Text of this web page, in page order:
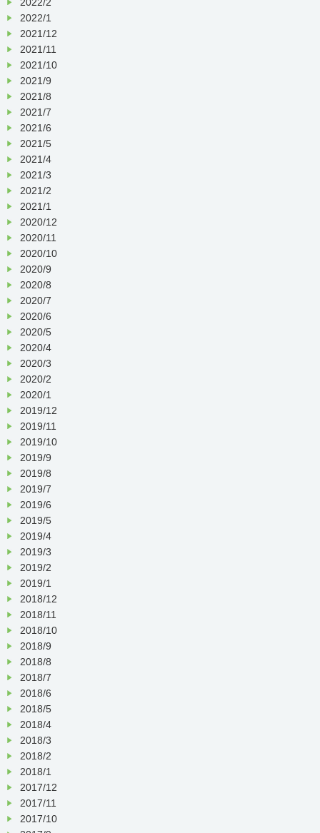
2022/1
2021/12
2021/11
2021/10
2021/9
2021/8
2021/7
2021/6
2021/5
2021/4
2021/3
2021/2
2021/1
2020/12
2020/11
2020/10
2020/9
2020/8
2020/7
2020/6
2020/5
2020/4
2020/3
2020/2
2020/1
2019/12
2019/11
2019/10
2019/9
2019/8
2019/7
2019/6
2019/5
2019/4
2019/3
2019/2
2019/1
2018/12
2018/11
2018/10
2018/9
2018/8
2018/7
2018/6
2018/5
2018/4
2018/3
2018/2
2018/1
2017/12
2017/11
2017/10